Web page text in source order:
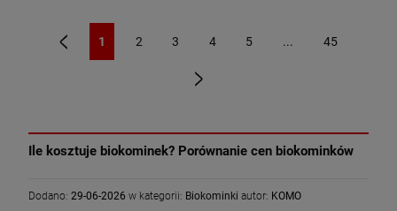
Ile kosztuje biokominek? Porównanie cen biokominków
Dodano: 29-06-2026 w kategorii: Biokominki autor: KOMO
1 2 3 4 5 ... 45